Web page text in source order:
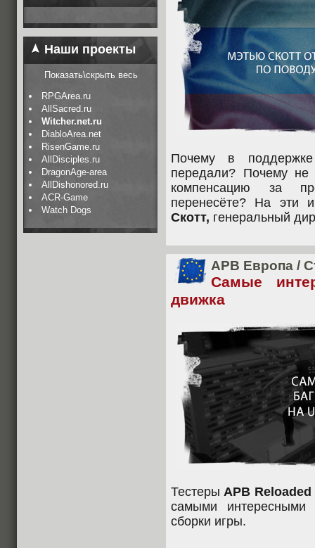
Наши проекты
Показать\скрыть весь
RPGArea.ru
AllSacred.ru
Witcher.net.ru
DiabloArea.net
RisenGame.ru
AllDisciples.ru
DragonAge-area
AllDishonored.ru
ACR-Game
Watch Dogs
Почему в
передали? Почему не
компенсацию за
перенесёте? На эти
Скотт, генеральный
APB Европа /
Самые
движка
ТестерыAPB Reloaded
самыми интересными
сборки игры.